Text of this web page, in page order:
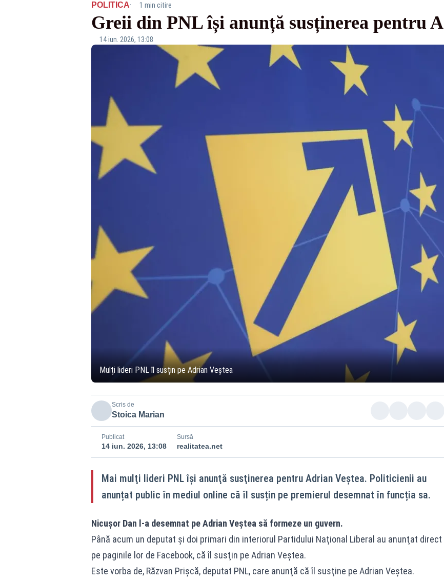
POLITICA· 1 min citire
Greii din PNL își anunță susținerea pentru
14 iun. 2026, 13:08
Mulți lideri PNL îl susțin pe Adrian Veștea
Scris de
Stoica Marian
Publicat
14 iun. 2026, 13:08
Sursă
realitatea.net
Mai mulţi lideri PNL îşi anunţă susţinerea pentru Adrian Veştea. Politicienii au
anunțat public în mediul online că îl susțin pe premierul desemnat în funcția sa.
Nicușor Dan l-a desemnat pe Adrian Veștea să formeze un guvern.
Până acum un deputat şi doi primari din interiorul Partidului Naţional Liberal au anunţat direct
pe paginile lor de Facebook, că îl susţin pe Adrian Veştea.
Este vorba de, Răzvan Prişcă, deputat PNL, care anunţă că îl susţine pe Adrian Veştea.